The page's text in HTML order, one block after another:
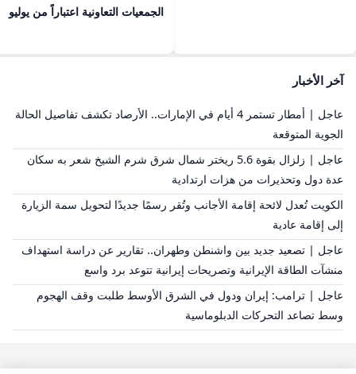
الجمعيات التعاونية اعتباراً من يوليو
آخر الأخبار
عاجل | أمطار تستمر 4 أيام في الإمارات.. الأرصاد تكشف تفاصيل الحالة
الجوية المتوقعة
عاجل | زلزال بقوة 5.6 ريختر شمال شرق شرم الشيخ شعر به سكان
عدة دول وتحذيرات من هزات ارتدادية
الكويت تُعدل لائحة إقامة الأجانب وتُقر رسمًا جديدًا لتحويل سمة الزيارة
إلى إقامة عادية
عاجل | تصعيد جديد بين واشنطن وطهران.. تقارير عن دراسة استهداف
منشآت الطاقة الإيرانية وتصريحات إيرانية تتوعد برد واسع
عاجل | ترامب: إيران ودول في الشرق الأوسط طلبت وقف الهجوم
وسط تصاعد التحركات الدبلوماسية